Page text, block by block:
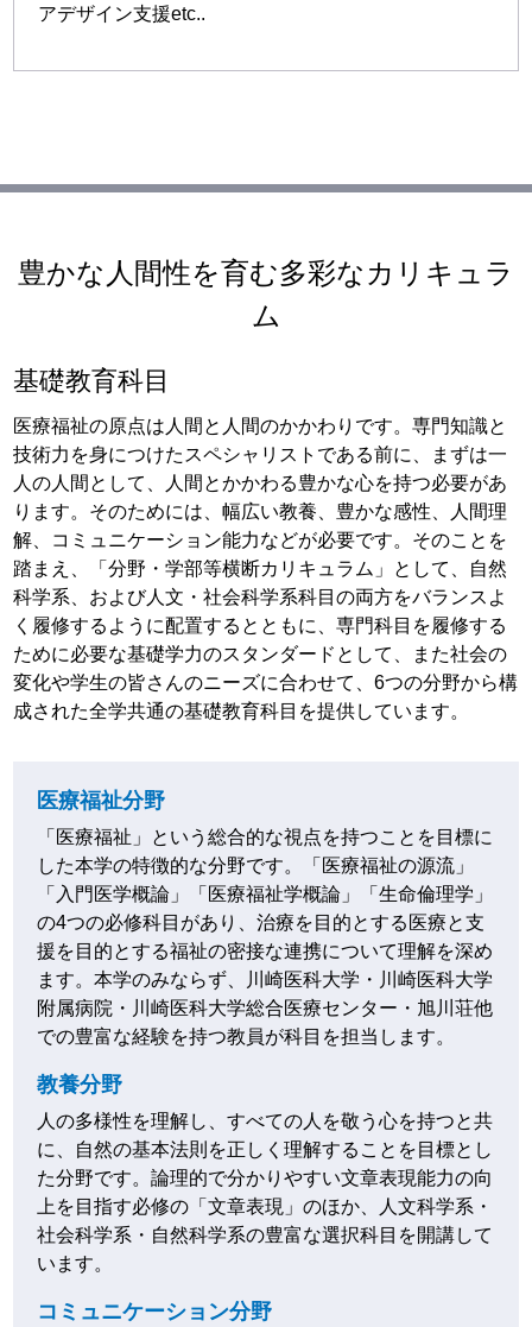
アデザイン支援etc..
豊かな人間性を育む多彩なカリキュラ
ム
基礎教育科目
医療福祉の原点は人間と人間のかかわりです。専門知識と
技術力を身につけたスペシャリストである前に、まずは一
人の人間として、人間とかかわる豊かな心を持つ必要があ
ります。そのためには、幅広い教養、豊かな感性、人間理
解、コミュニケーション能力などが必要です。そのことを
踏まえ、「分野・学部等横断カリキュラム」として、自然
科学系、および人文・社会科学系科目の両方をバランスよ
く履修するように配置するとともに、専門科目を履修する
ために必要な基礎学力のスタンダードとして、また社会の
変化や学生の皆さんのニーズに合わせて、6つの分野から構
成された全学共通の基礎教育科目を提供しています。
医療福祉分野
「医療福祉」という総合的な視点を持つことを目標に
した本学の特徴的な分野です。「医療福祉の源流」
「入門医学概論」「医療福祉学概論」「生命倫理学」
の4つの必修科目があり、治療を目的とする医療と支
援を目的とする福祉の密接な連携について理解を深め
ます。本学のみならず、川崎医科大学・川崎医科大学
附属病院・川崎医科大学総合医療センター・旭川荘他
での豊富な経験を持つ教員が科目を担当します。
教養分野
人の多様性を理解し、すべての人を敬う心を持つと共
に、自然の基本法則を正しく理解することを目標とし
た分野です。論理的で分かりやすい文章表現能力の向
上を目指す必修の「文章表現」のほか、人文科学系・
社会科学系・自然科学系の豊富な選択科目を開講して
います。
コミュニケーション分野